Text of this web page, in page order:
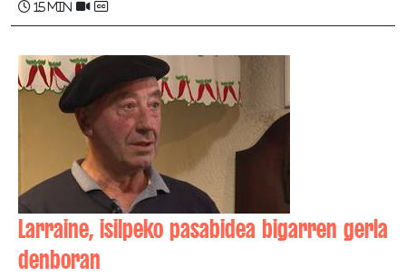
15 min
Larraine, isilpeko pasabidea bigarren gerla
denboran